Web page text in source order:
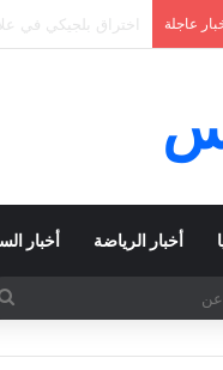
عاجلة حطام من صاروخ
أخبار الرياضة أخبار